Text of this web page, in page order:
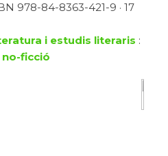
978-84-8363-421-9 · 17
i estudis literaris :
ficció